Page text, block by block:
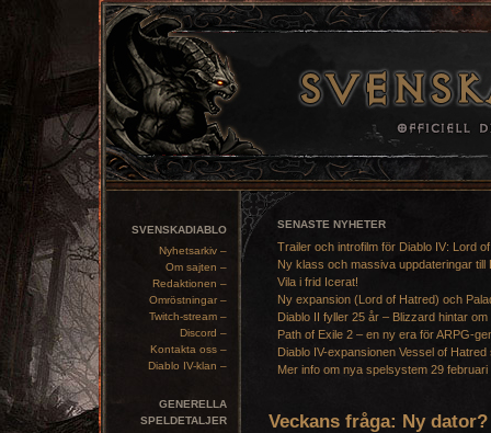
SVENSKADIABLO
Nyhetsarkiv –
Om sajten –
Redaktionen –
Omröstningar –
Twitch-stream –
Discord –
Kontakta oss –
Diablo IV-klan –
GENERELLA
SPELDETALJER
SENASTE NYHETER
Trailer och introfilm för Diablo IV: Lord
Ny klass och massiva uppdateringar till
Vila i frid Icerat!
Ny expansion (Lord of Hatred) och
Diablo II fyller 25 år – Blizzard hintar om
Path of Exile 2 – en ny era för ARPG-
Diablo IV-expansionen Vessel of
Mer info om nya spelsystem 29 februari
Veckans fråga: Ny